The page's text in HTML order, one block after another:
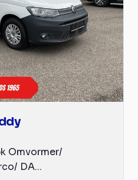
Omvormer/
DA...